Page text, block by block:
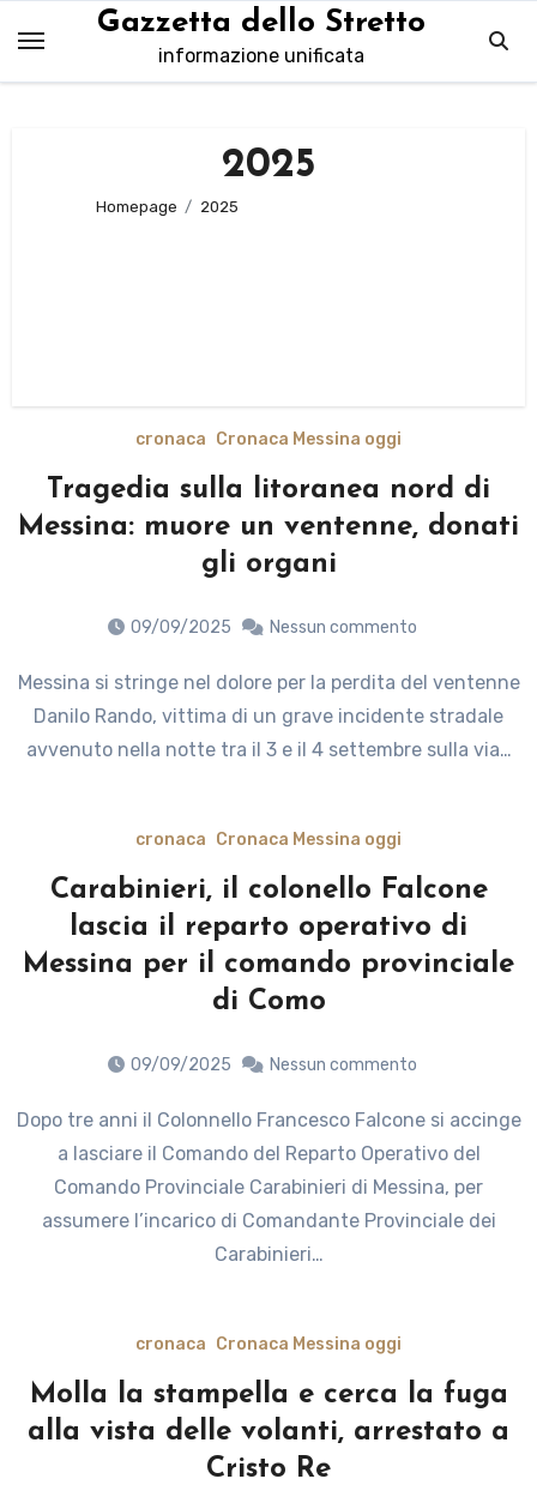
contenuto
Gazzetta dello Stretto
informazione unificata
2025
Homepage 2025
cronaca Cronaca Messina oggi
Tragedia sulla litoranea nord di
Messina: muore un ventenne, donati
gli organi
09/09/2025 Nessun commento
Messina si stringe nel dolore per la perdita del ventenne
Danilo Rando, vittima di un grave incidente stradale
avvenuto nella notte tra il 3 e il 4 settembre sulla via…
cronaca Cronaca Messina oggi
Carabinieri, il colonello Falcone
lascia il reparto operativo di
Messina per il comando provinciale
di Como
09/09/2025 Nessun commento
Dopo tre anni il Colonnello Francesco Falcone si accinge
a lasciare il Comando del Reparto Operativo del
Comando Provinciale Carabinieri di Messina, per
assumere l’incarico di Comandante Provinciale dei
Carabinieri…
cronaca Cronaca Messina oggi
Molla la stampella e cerca la fuga
alla vista delle volanti, arrestato a
Cristo Re